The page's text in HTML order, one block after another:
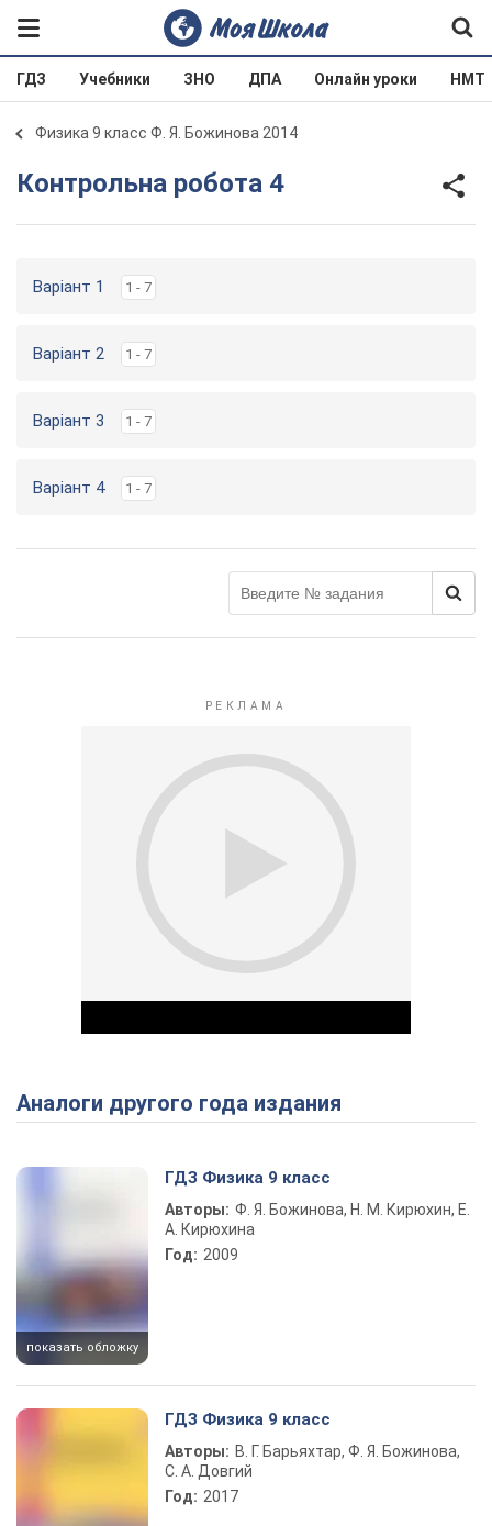
ГДЗ Учебники ЗНО ДПА Онлайн уроки НМТ
Физика 9 класс Ф. Я. Божинова 2014
Контрольна робота 4
Варіант 1 1 - 7
Варіант 2 1 - 7
Варіант 3 1 - 7
Варіант 4 1 - 7
Play Video
Аналоги другого года издания
показать обложку
ГДЗ Физика 9 класс
Авторы: Ф. Я. Божинова, Н. М. Кирюхин, Е.
А. Кирюхина
Год: 2009
ГДЗ Физика 9 класс
Авторы: В. Г. Барьяхтар, Ф. Я. Божинова,
С. А. Довгий
Год: 2017